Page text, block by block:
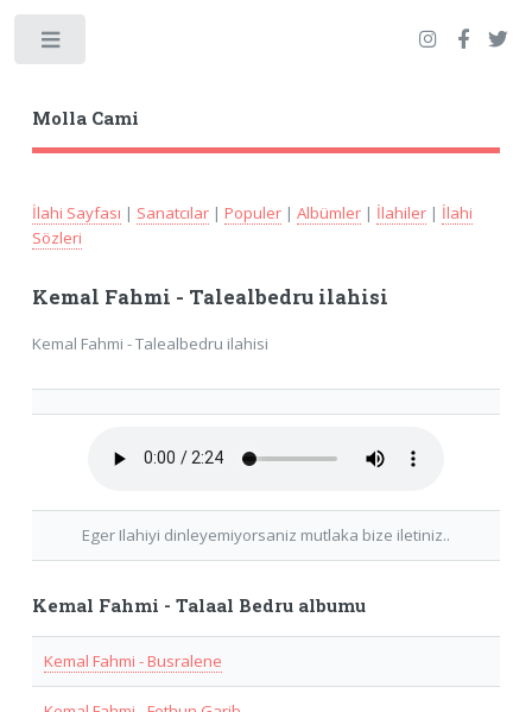
Molla Cami
İlahi Sayfası | Sanatcılar| Populer| Albümler| İlahiler| İlahi
Sözleri
Kemal Fahmi - Talealbedru ilahisi
Kemal Fahmi - Talealbedru ilahisi
Eger Ilahiyi dinleyemiyorsaniz mutlaka bize iletiniz..
Kemal Fahmi - Talaal Bedru albumu
Kemal Fahmi - Busralene